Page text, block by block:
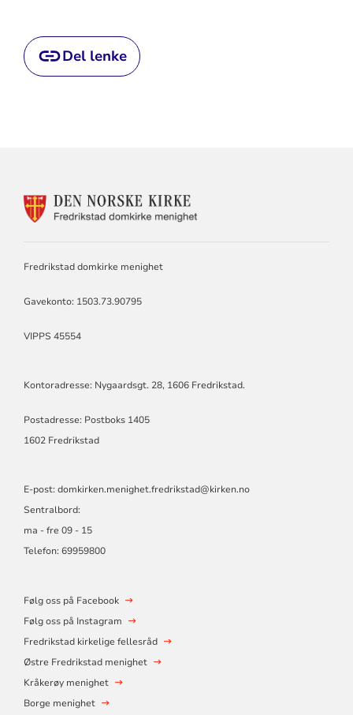
Del lenke
FOR
Fredrikstad domkirke menighet
Gavekonto: 1503.73.90795
VIPPS 45554
Kontoradresse: Nygaardsgt. 28, 1606 Fredrikstad.
Postadresse: Postboks 1405
1602 Fredrikstad
E-post: domkirken.menighet.fredrikstad@kirken.no
Sentralbord:
ma - fre 09 - 15
Telefon: 69959800
Følg oss på Facebook
Følg oss på Instagram
Fredrikstad kirkelige fellesråd
Østre Fredrikstad menighet
Kråkerøy menighet
Borge menighet